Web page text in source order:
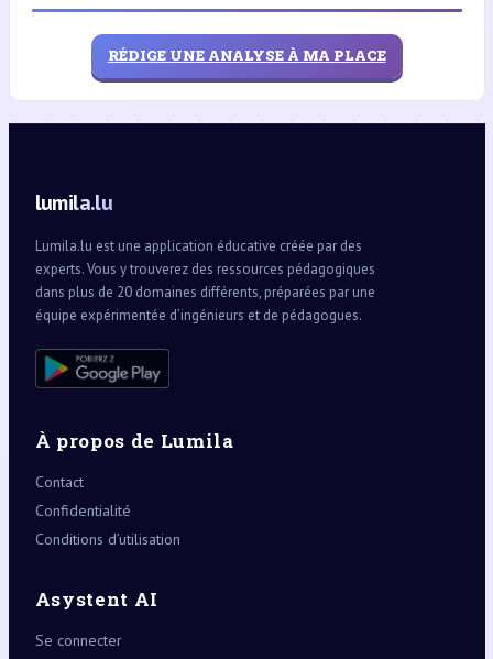
RÉDIGE UNE ANALYSE À MA PLACE
lumila.lu
Lumila.lu est une application éducative créée par des
experts. Vous y trouverez des ressources pédagogiques
dans plus de 20 domaines différents, préparées par une
équipe expérimentée d’ingénieurs et de pédagogues.
À propos de Lumila
Contact
Confidentialité
Conditions d’utilisation
Asystent AI
Se connecter